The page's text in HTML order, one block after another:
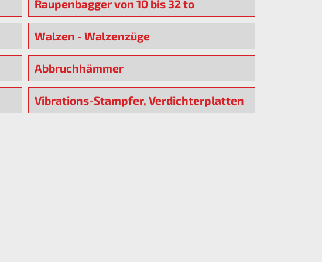
Raupenbagger von 10 bis 32 to
Walzen - Walzenzüge
Abbruchhämmer
Vibrations-Stampfer, Verdichterplatten